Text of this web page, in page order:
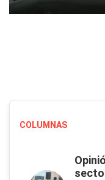
COLUMNAS